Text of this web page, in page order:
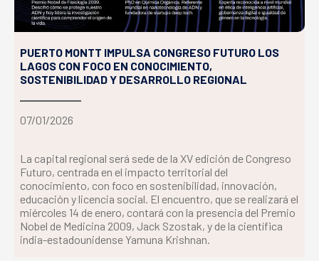
PUERTO MONTT IMPULSA CONGRESO FUTURO LOS
LAGOS CON FOCO EN CONOCIMIENTO,
SOSTENIBILIDAD Y DESARROLLO REGIONAL
07/01/2026
La capital regional será sede de la XV edición de Congreso
Futuro, centrada en el impacto territorial del
conocimiento, con foco en sostenibilidad, innovación,
educación y licencia social. El encuentro, que se realizará el
miércoles 14 de enero, contará con la presencia del Premio
Nobel de Medicina 2009, Jack Szostak, y de la científica
india-estadounidense Yamuna Krishnan.